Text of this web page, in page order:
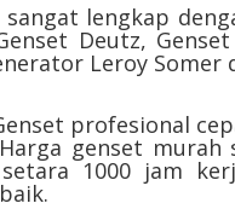
lengkap
Deutz,
Leroy
profesional
genset
1000 jam